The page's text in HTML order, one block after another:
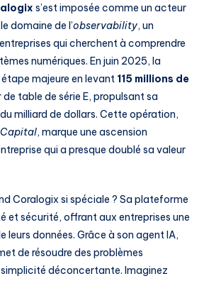
s’est imposée comme un acteur
domaine de l’observability, un
qui cherchent à comprendre
numériques. En juin 2025, la
majeure en levant 115 millions de
de table de série E, propulsant sa
milliard de dollars. Cette opération,
, marque une ascension
qui a presque doublé sa valeur
Coralogix si spéciale ? Sa plateforme
et sécurité, offrant aux entreprises une
leurs données. Grâce à son agent IA,
de résoudre des problèmes
déconcertante. Imaginez